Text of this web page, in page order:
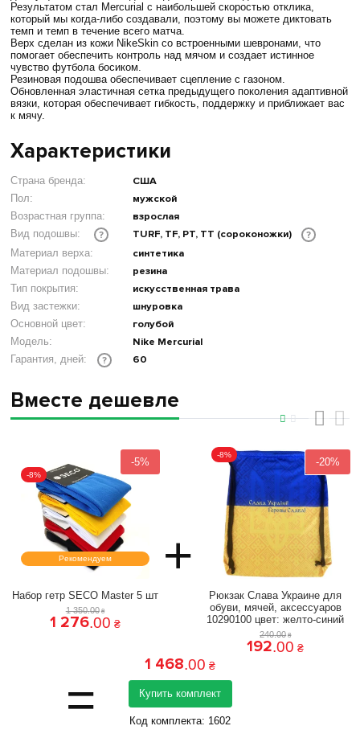
Результатом стал Mercurial с наибольшей скоростью отклика,
который мы когда-либо создавали, поэтому вы можете диктовать
темп и темп в течение всего матча.
Верх сделан из кожи NikeSkin со встроенными шевронами, что
помогает обеспечить контроль над мячом и создает истинное
чувство футбола босиком.
Резиновая подошва обеспечивает сцепление с газоном.
Обновленная эластичная сетка предыдущего поколения адаптивной
вязки, которая обеспечивает гибкость, поддержку и приближает вас
к мячу.
Характеристики
Страна бренда: США
Пол: мужской
Возрастная группа: взрослая
Вид подошвы: ? TURF, TF, PT, TT (сороконожки) ?
Материал верха: синтетика
Материал подошвы: резина
Тип покрытия: искусственная трава
Вид застежки: шнуровка
Основной цвет: голубой
Модель: Nike Mercurial
Гарантия, дней: ? 60
Вместе дешевле
-5%
Рекомендуем
-8%
+
Набор гетр SECO Master 5 шт
1 350.00 ₴
1 276.00 ₴
-20%
-8%
Рюкзак Слава Украине для
обуви, мячей, аксессуаров
10290100 цвет: желто-синий
240.00 ₴
192.00 ₴
=
1 468.00 ₴
Купить комплект
Код комплекта: 1602